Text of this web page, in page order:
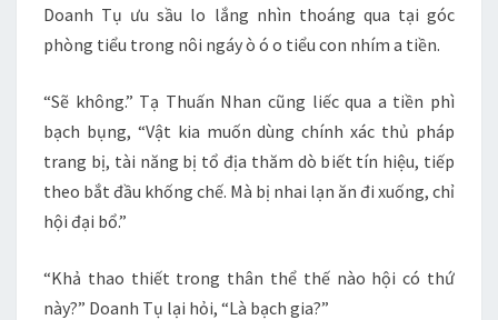
Doanh Tụ ưu sầu lo lắng nhìn thoáng qua tại góc
phòng tiểu trong nôi ngáy ò ó o tiểu con nhím a tiền.
“Sẽ không.” Tạ Thuấn Nhan cũng liếc qua a tiền phì
bạch bụng, “Vật kia muốn dùng chính xác thủ pháp
trang bị, tài năng bị tổ địa thăm dò biết tín hiệu, tiếp
theo bắt đầu khống chế. Mà bị nhai lạn ăn đi xuống, chỉ
hội đại bổ.”
“Khả thao thiết trong thân thể thế nào hội có thứ
này?” Doanh Tụ lại hỏi, “Là bạch gia?”